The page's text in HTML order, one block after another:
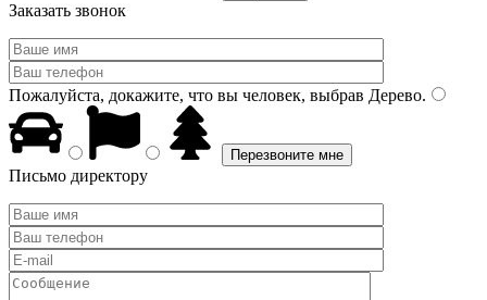
Заказать звонок
Пожалуйста, докажите, что вы человек, выбрав Дерево.
Письмо директору